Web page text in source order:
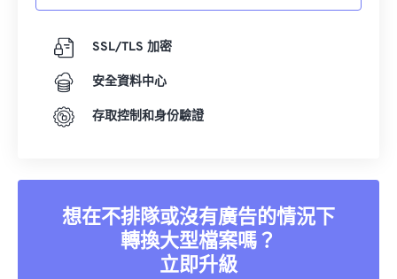
SSL/TLS 加密
安全資料中心
存取控制和身份驗證
想在不排隊或沒有廣告的情況下
轉換大型檔案嗎？
立即升級